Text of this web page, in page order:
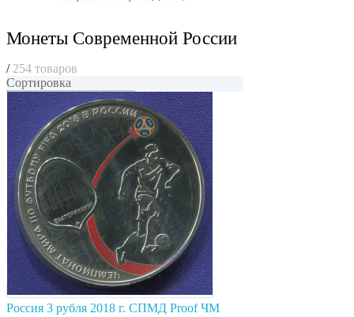
Монеты Современной России
/ 254 товаров
Сортировка
Россия 3 рубля 2018 г. СПМД Proof ЧМ